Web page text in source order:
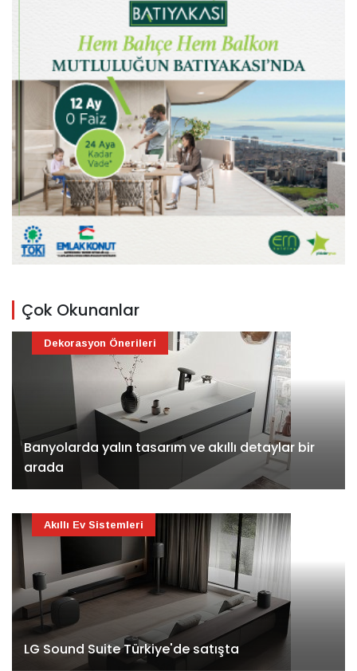
Çok Okunanlar
Banyolarda yalın tasarım ve akıllı detaylar bir
arada
Dekorasyon Önerileri
LG Sound Suite Türkiye'de satışta
Akıllı Ev Sistemleri